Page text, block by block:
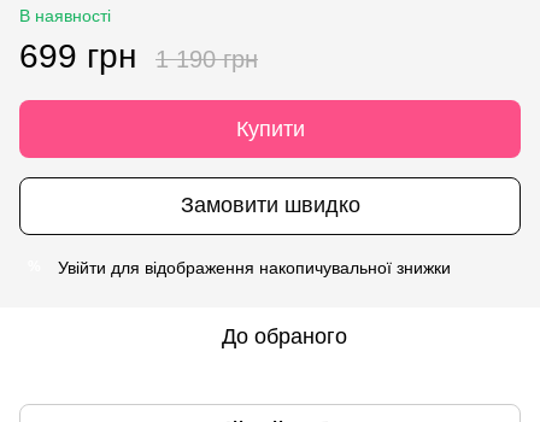
В наявності
699 грн 1 190 грн
Купити
Замовити швидко
Увійти для відображення накопичувальної знижки
До обраного